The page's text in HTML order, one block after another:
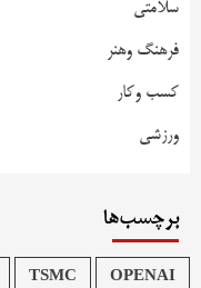
سلامتی
فرهنگ وهنر
کسب وکار
ورزشی
برچسب‌ها
OPENAI
TSMC